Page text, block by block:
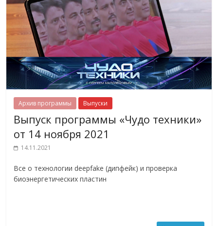
Архив программы Выпуски
Выпуск программы «Чудо техники»
от 14 ноября 2021
14.11.2021
Все о технологии deepfake (дипфейк) и проверка
биоэнергетических пластин